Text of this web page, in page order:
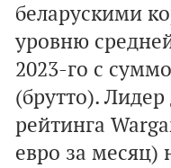
беларускими
уровню
2023-го с
(брутто). Лидер
рейтинга
евро за месяц)